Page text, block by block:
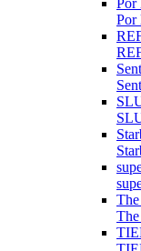
Por
Por